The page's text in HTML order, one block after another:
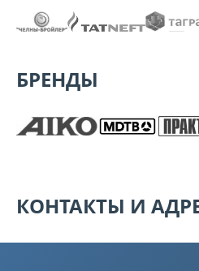
БРЕНДЫ
КОНТАКТЫ И